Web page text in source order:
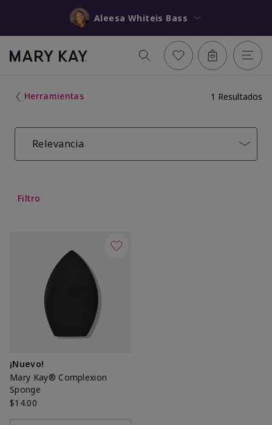
Aleesa Whiteis Bass
Herramientas 1 Resultados
Relevancia
Filtro
¡Nuevo!
Mary Kay® Complexion
Sponge
$14.00